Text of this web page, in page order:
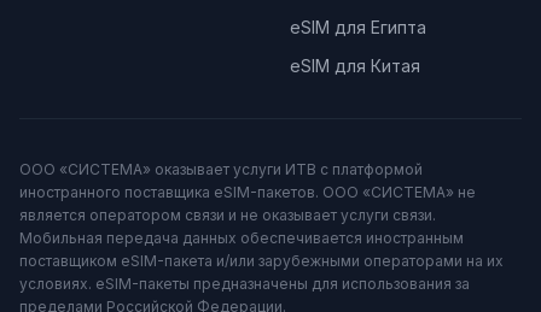
eSIM для Египта
eSIM для Китая
ООО «СИСТЕМА» оказывает услуги ИТВ с платформой
иностранного поставщика eSIM-пакетов. ООО «СИСТЕМА» не
является оператором связи и не оказывает услуги связи.
Мобильная передача данных обеспечивается иностранным
поставщиком eSIM-пакета и/или зарубежными операторами на их
условиях. eSIM-пакеты предназначены для использования за
пределами Российской Федерации.